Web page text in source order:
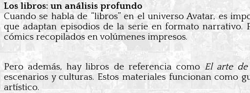
Los libros: un análisis profundo
Cuando se habla de “libros” en el universo Avatar, es
que adaptan episodios de la serie en formato
cómics recopilados en volúmenes impresos.
Pero además, hay libros de referencia como El arte de
escenarios y culturas. Estos materiales funcionan como
artístico.